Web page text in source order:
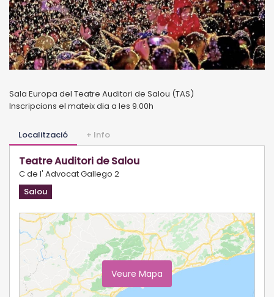
Sala Europa del Teatre Auditori de Salou (TAS)
Inscripcions el mateix dia a les 9.00h
Localització + Info
Teatre Auditori de Salou
C de l' Advocat Gallego 2
Salou
Veure Mapa